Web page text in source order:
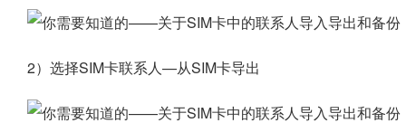
2）选择SIM卡联系人—从SIM卡导出